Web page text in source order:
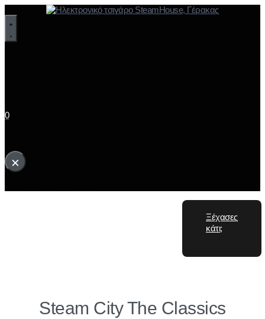
0
×
Ξέχασες
κάτι;
Steam City The Classics